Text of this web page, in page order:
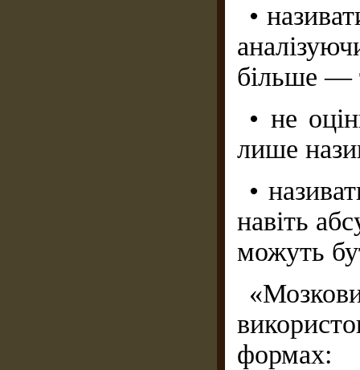
•
більше —
• не
лише
•
навіть
можуть
формах: